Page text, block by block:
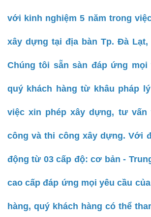
với kinh nghiệm 5 năm trong
xây dựng tại địa bàn Tp. Đà Lạt,
Chúng tôi sẵn sàn đáp ứng
quý khách hàng từ khâu pháp
việc xin phép xây dựng, tư vấn
công và thi công xây dựng. Với
động từ 03 cấp độ: cơ bản -
cao cấp đáp ứng mọi yêu cầu
hàng, quý khách hàng có thể